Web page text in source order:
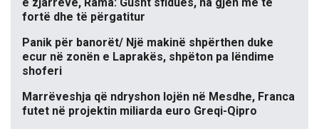
fortë dhe të përgatitur
Panik për banorët/ Një makinë shpërthen duke
ecur në zonën e Laprakës, shpëton pa lëndime
shoferi
Marrëveshja që ndryshon lojën në Mesdhe, Franca
futet në projektin miliarda euro Greqi-Qipro